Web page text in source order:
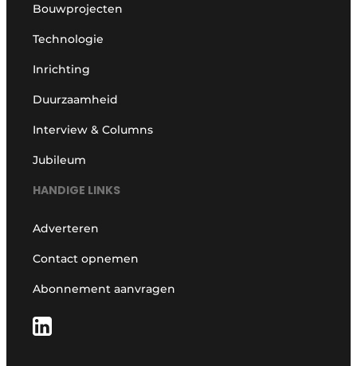
Bouwprojecten
Technologie
Inrichting
Duurzaamheid
Interview & Columns
Jubileum
HANDIGE LINKS
Adverteren
Contact opnemen
Abonnement aanvragen